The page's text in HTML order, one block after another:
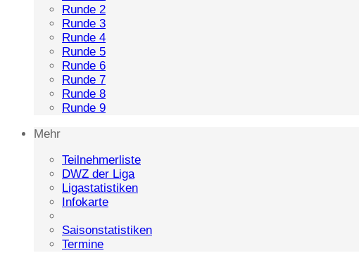
Runde 2
Runde 3
Runde 4
Runde 5
Runde 6
Runde 7
Runde 8
Runde 9
Mehr
Teilnehmerliste
DWZ der Liga
Ligastatistiken
Infokarte
Saisonstatistiken
Termine